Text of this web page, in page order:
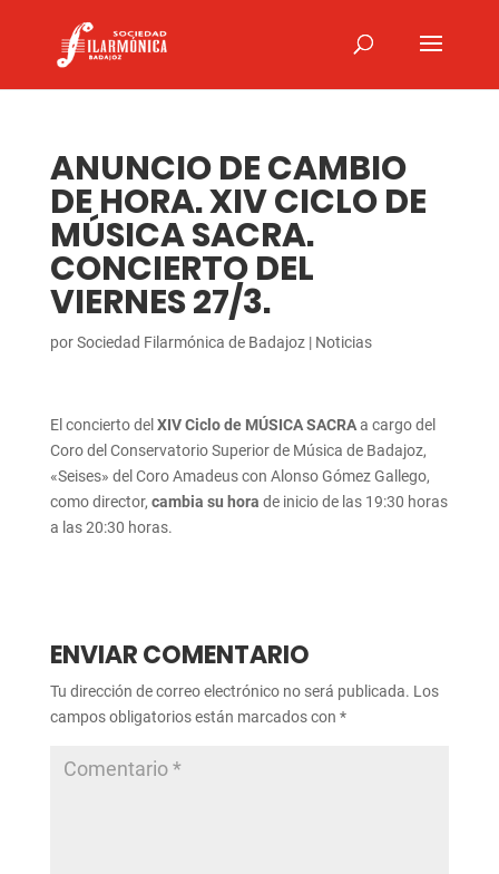
ANUNCIO DE CAMBIO
DE HORA. XIV CICLO DE
MÚSICA SACRA.
CONCIERTO DEL
VIERNES 27/3.
porSociedad Filarmónica de Badajoz| Noticias
El concierto del XIV Ciclo de MÚSICA SACRAa cargo del
Coro del Conservatorio Superior de Música de Badajoz,
«Seises» del Coro Amadeus con Alonso Gómez Gallego,
como director, cambia su hora de inicio de las 19:30 horas
a las 20:30 horas.
ENVIAR COMENTARIO
Tu dirección de correo electrónico no será publicada. Los
campos obligatorios están marcados con *